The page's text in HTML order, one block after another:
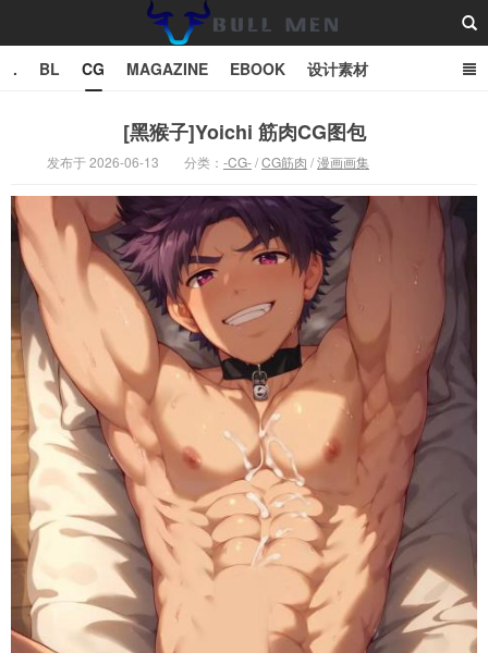
Bull Man斗牛士
. BL CG MAGAZINE EBOOK 设计素材
[黑猴子]Yoichi 筋肉CG图包
发布于 2026-06-13 分类： -CG-/CG筋肉 /漫画画集